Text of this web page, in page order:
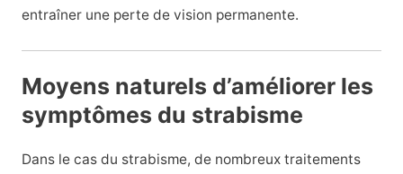
entraîner une perte de vision permanente.
Moyens naturels d’améliorer les
symptômes du strabisme
Dans le cas du strabisme, de nombreux traitements